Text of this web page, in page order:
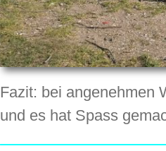
Fazit: bei angenehmen
und es hat Spass